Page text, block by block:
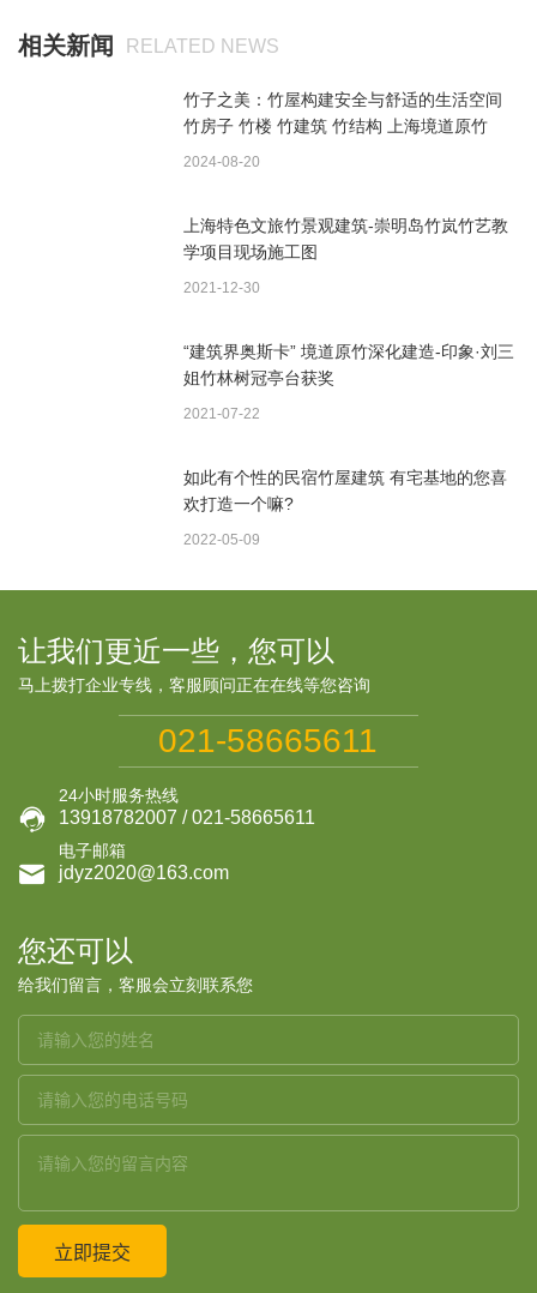
相关新闻 RELATED NEWS
竹子之美：竹屋构建安全与舒适的生活空间
竹房子 竹楼 竹建筑 竹结构 上海境道原竹
2024-08-20
上海特色文旅竹景观建筑-崇明岛竹岚竹艺教
学项目现场施工图
2021-12-30
“建筑界奥斯卡” 境道原竹深化建造-印象·刘三
姐竹林树冠亭台获奖
2021-07-22
如此有个性的民宿竹屋建筑 有宅基地的您喜
欢打造一个嘛?
2022-05-09
让我们更近一些，您可以
马上拨打企业专线，客服顾问正在在线等您咨询
021-58665611

24小时服务热线
13918782007 / 021-58665611

电子邮箱
jdyz2020@163.com
您还可以
给我们留言，客服会立刻联系您